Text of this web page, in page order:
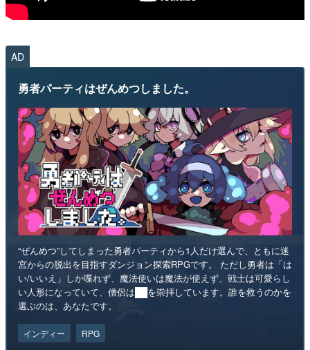
AD
勇者パーティはぜんめつしました。
“ぜんめつ”してしまった勇者パーティから1人だけ選んで、ともに迷
宮からの脱出を目指すダンジョン探索RPGです。 ただし勇者は「は
い/いいえ」しか喋れず、魔法使いは魔法が使えず、戦士は可愛らし
い人形になっていて、僧侶は██を崇拝しています。誰を救うのかを
選ぶのは、あなたです。
インディー RPG